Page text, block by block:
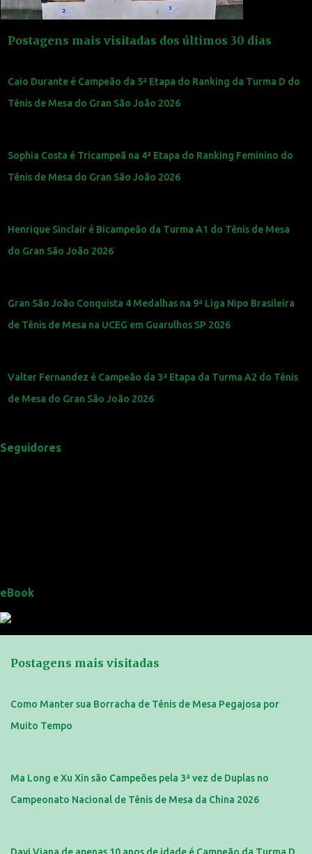
Postagens mais visitadas dos últimos 30 dias
Caio Durante é Campeão da 5ª Etapa do Ranking da Turma D do
Tênis de Mesa do Gran São João 2026
Sophia Costa é Tricampeã na 4ª Etapa do Ranking Feminino do
Tênis de Mesa do Gran São João 2026
Henrique Sinclair é Bicampeão da Turma A1 do Tênis de Mesa
do Gran São João 2026
Gran São João Conquista 4 Medalhas na 9ª Liga Nipo Brasileira
de Tênis de Mesa na UCEG em Guarulhos SP 2026
Valter Fernandez é Campeão da 3ª Etapa da Turma A2 do Tênis
de Mesa do Gran São João 2026
Seguidores
eBook
Postagens mais visitadas
Como Manter sua Borracha de Tênis de Mesa Pegajosa por
Muito Tempo
Ma Long e Xu Xin são Campeões pela 3ª vez de Duplas no
Campeonato Nacional de Tênis de Mesa da China 2026
Davi Viana de apenas 10 anos de idade é Campeão da Turma D